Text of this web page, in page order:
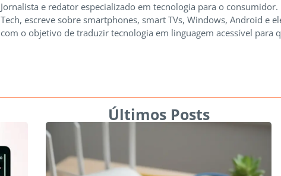
Jornalista e redator especializado em tecnologia para o
Tech, escreve sobre smartphones, smart TVs, Windows, Android e
com o objetivo de traduzir tecnologia em linguagem acessível para
Últimos Posts